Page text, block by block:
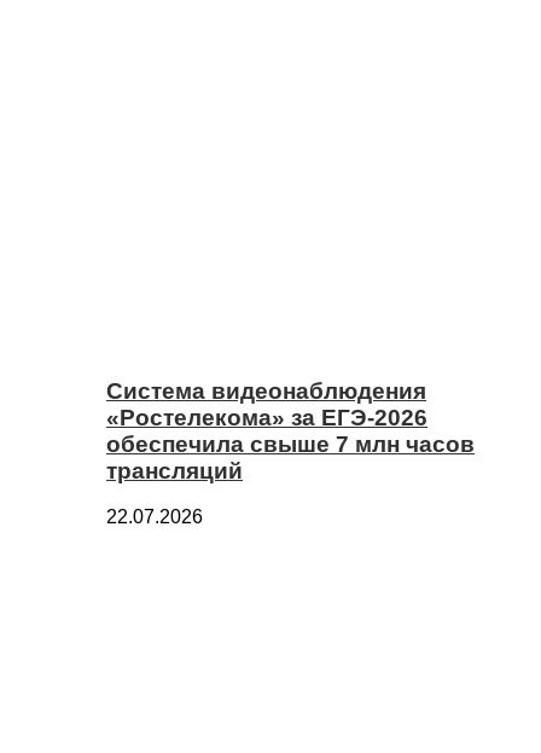
Система видеонаблюдения
«Ростелекома» за ЕГЭ-2026
обеспечила свыше 7 млн часов
трансляций
22.07.2026